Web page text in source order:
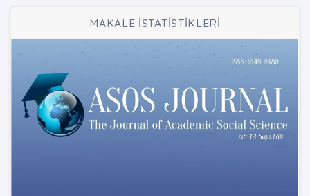
MAKALE İSTATİSTİKLERİ